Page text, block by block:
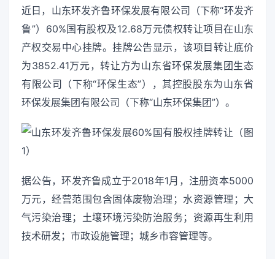
近日，山东环发齐鲁环保发展有限公司（下称“环发齐
鲁”）60%国有股权及12.68万元债权转让项目在山东
产权交易中心挂牌。挂牌公告显示，该项目转让底价
为3852.41万元，转让方为山东省环保发展集团生态
有限公司（下称“环保生态”），其控股股东为山东省
环保发展集团有限公司（下称“山东环保集团”）。
据公告，环发齐鲁成立于2018年1月，注册资本5000
万元，经营范围包含固体废物治理；水资源管理；大
气污染治理；土壤环境污染防治服务；资源再生利用
技术研发；市政设施管理；城乡市容管理等。